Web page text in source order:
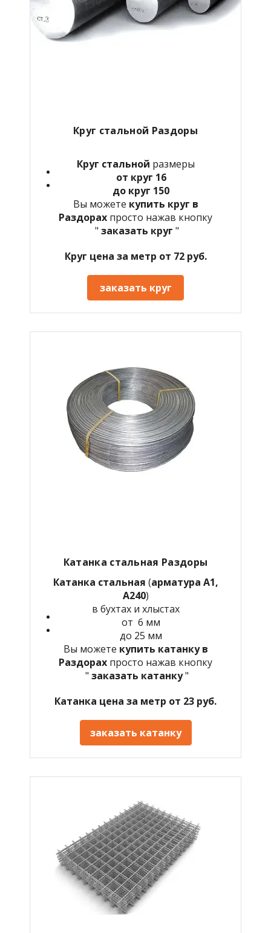
Круг стальной Раздоры
Круг стальной размеры
от круг 16
до круг 150
Вы можете купить круг в
Раздорах просто нажав кнопку
" заказать круг "
Круг цена за метр от 72 руб.
заказать круг
Катанка стальная Раздоры
Катанка стальная (арматура А1,
А240)
в бухтах и хлыстах
от 6 мм
до 25 мм
Вы можете купить катанку в
Раздорах просто нажав кнопку
" заказать катанку"
Катанка цена за метр от 23 руб.
заказать катанку